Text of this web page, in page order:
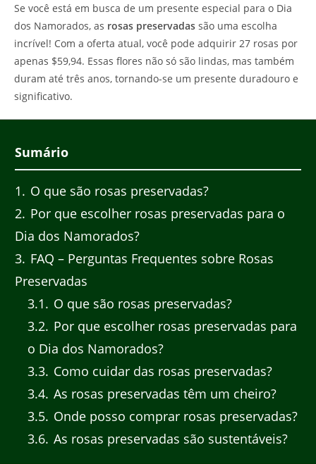
post:
Se você está em busca de um presente especial para o Dia
dos Namorados, as rosas preservadas são uma escolha
incrível! Com a oferta atual, você pode adquirir 27 rosas por
apenas $59,94. Essas flores não só são lindas, mas também
duram até três anos, tornando-se um presente duradouro e
significativo.
Sumário
1
O que são rosas preservadas?
2 Por que escolher rosas preservadas para o
Dia dos Namorados?
3 FAQ – Perguntas Frequentes sobre Rosas
Preservadas
3.1
O que são rosas preservadas?
3.2 Por que escolher rosas preservadas para
o Dia dos Namorados?
3.3 Como cuidar das rosas preservadas?
3.4 As rosas preservadas têm um cheiro?
3.5 Onde posso comprar rosas preservadas?
3.6 As rosas preservadas são sustentáveis?